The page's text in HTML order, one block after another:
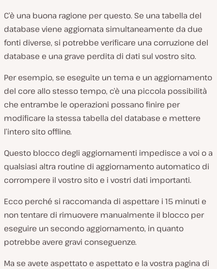
C’è una buona ragione per questo. Se una tabella del
database viene aggiornata simultaneamente da due
fonti diverse, si potrebbe verificare una corruzione del
database e una grave perdita di dati sul vostro sito.
Per esempio, se eseguite un tema e un aggiornamento
del core allo stesso tempo, c’è una piccola possibilità
che entrambe le operazioni possano finire per
modificare la stessa tabella del database e mettere
l’intero sito offline.
Questo blocco degli aggiornamenti impedisce a voi o a
qualsiasi altra routine di aggiornamento automatico di
corrompere il vostro sito e i vostri dati importanti.
Ecco perché si raccomanda di aspettare i 15 minuti e
non tentare di rimuovere manualmente il blocco per
eseguire un secondo aggiornamento, in quanto
potrebbe avere gravi conseguenze.
Ma se avete aspettato e aspettato e la vostra pagina di